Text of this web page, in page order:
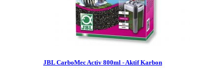
JBL CarboMec Activ 800ml - Aktif Karbon